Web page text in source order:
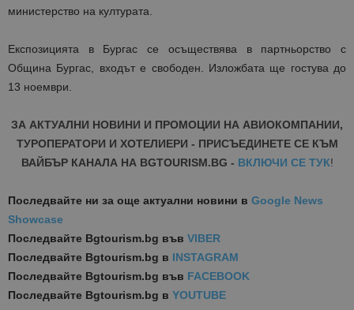
министерство на културата.
Експозицията в Бургас се осъществява в партньорство с
Община Бургас, входът е свободен. Изложбата ще гостува до
13 ноември.
ЗА АКТУАЛНИ НОВИНИ И ПРОМОЦИИ НА АВИОКОМПАНИИ,
ТУРОПЕРАТОРИ И ХОТЕЛИЕРИ - ПРИСЪЕДИНЕТЕ СЕ КЪМ
ВАЙБЪР КАНАЛА НА BGTOURISM.BG - ВКЛЮЧИ СЕ ТУК!
Последвайте ни за още актуални новини в Google News
Showcase
Последвайте Bgtourism.bg във VIBER
Последвайте Bgtourism.bg в INSTAGRAM
Последвайте Bgtourism.bg във FACEBOOK
Последвайте Bgtourism.bg в YOUTUBE